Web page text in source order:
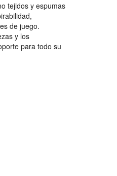
tejidos y espumas
de juego.
y los
para todo su